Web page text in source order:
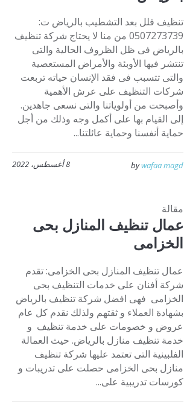
تنظيف فلل بعد التشطيب بالرياض ت:
0507273739 من منا لا يحتاج شركة تنظيف
بالرياض فى ظل الظروف الحالية والتى
تنتشر فيها الأوبئة والأمراض المستعصية
والتى تتسبب فى فقد الإنسان حياته تربعت
شركات التنظيف على عرش الأهمية
وأصبحت من أولوياتنا والتى نسعى جاهدين.
إلى القيام بها على أكمل وجه وذلك من أجل
حماية أنفسنا وحماية عائلتنا...
8 أغسطس، 2022 bywafaa magd
مقالة
عمال تنظيف المنازل بحى
الخزامى
عمال تنظيف المنازل بحى الخزامى: تقدم
شركة أفنان على خدمات التنظيف بحى
الخزامى فهى افضل شركة تنظيف بالرياض
بشهادة العملاء و ثقتهم ولذلك نقدم كل عام
عروض و خصومات على خدمة تنظيف و
خدمة تنظيف منازل بالرياض. حيث العمالة
الفلبينية التى تعتمد عليها شركة تنظيف
منازل بحى الخزامى حصلت على تدريبات و
كورسات تدريبية على...